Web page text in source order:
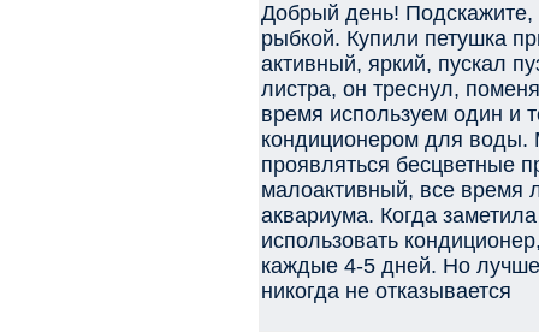
Добрый день! Подскажите,
рыбкой. Купили петушка
активный, яркий, пускал
листра, он треснул,
время используем один и
кондиционером для воды.
проявляться бесцветные
малоактивный, все время
аквариума. Когда
использовать
каждые 4-5 дней. Но
никогда не отказывается